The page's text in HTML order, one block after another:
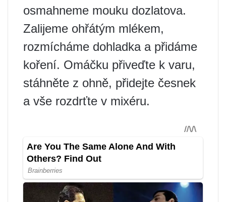
osmahneme mouku dozlatova.
Zalijeme ohřátým mlékem,
rozmícháme dohladka a přidáme
koření. Omáčku přiveďte k varu,
stáhněte z ohně, přidejte česnek
a vše rozdrťte v mixéru.